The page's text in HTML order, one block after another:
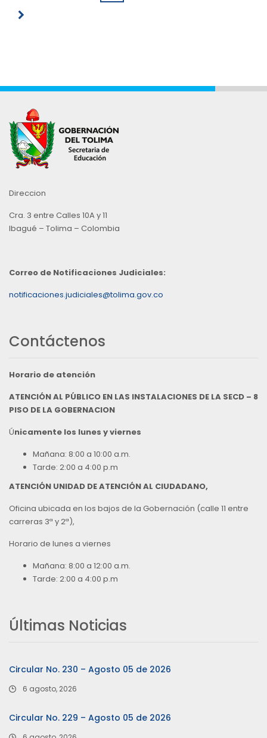
Direccion
Cra. 3 entre Calles 10A y 11
Ibagué – Tolima – Colombia
Correo de Notificaciones Judiciales:
notificaciones.judiciales@tolima.gov.co
Contáctenos
Horario de atención
ATENCIÓN AL PÚBLICO EN LAS INSTALACIONES DE LA SECD – 8
PISO DE LA GOBERNACION
Únicamente los lunes y viernes
Mañana: 8:00 a 10:00 a.m.
Tarde: 2:00 a 4:00 p.m
ATENCIÓN UNIDAD DE ATENCIÓN AL CIUDADANO,
Oficina ubicada en los bajos de la Gobernación (calle 11 entre
carreras 3ª y 2ª),
Horario de lunes a viernes
Mañana: 8:00 a 12:00 a.m.
Tarde: 2:00 a 4:00 p.m
Últimas Noticias
Circular No. 230 – Agosto 05 de 2026
6 agosto, 2026
Circular No. 229 – Agosto 05 de 2026